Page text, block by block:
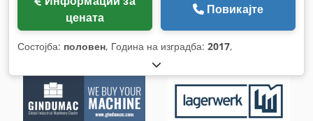
цената
Повикајте
Состојба: половен, Година на изградба: 2017,